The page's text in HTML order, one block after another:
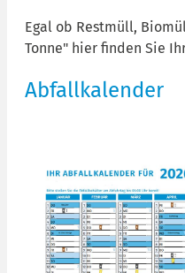
Egal ob Restmüll,
Tonne" hier finden Sie
Abfallkalender